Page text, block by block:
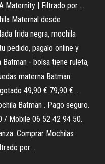
Maternity | Filtrado por ...
Maternal desde
frida negra, mochila
pedido, pagalo online y
- bolsa tiene ruleta,
materna Batman
49,90 € 79,90 € ...
Batman . Pago seguro.
/ Mobile 06 52 42 94 50.
Comprar Mochilas
por ...